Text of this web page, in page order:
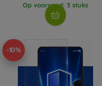
Op voorraad: 3 stuks
-10%